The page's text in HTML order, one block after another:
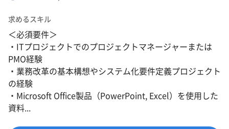
求めるスキル
＜必須要件＞
・ITプロジェクトでのプロジェクトマネージャーまたは
PMO経験
・業務改革の基本構想やシステム化要件定義プロジェクト
の経験
・Microsoft Office製品（PowerPoint, Excel）を使用した
資料...